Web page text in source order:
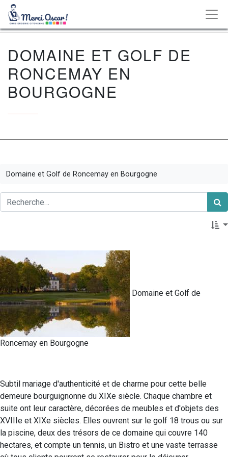
DOMAINE ET GOLF DE
RONCEMAY EN
BOURGOGNE
Domaine et Golf de Roncemay en Bourgogne
Domaine et Golf de
Roncemay en Bourgogne
Subtil mariage d'authenticité et de charme pour cette belle
demeure bourguignonne du XIXe siècle. Chaque chambre et
suite ont leur caractère, décorées de meubles et d'objets des
XVIIIe et XIXe siècles. Elles ouvrent sur le golf 18 trous ou sur
la piscine, deux des trésors de ce domaine qui couvre 140
hectares, et compte un tennis, un Bistro et une vaste terrasse